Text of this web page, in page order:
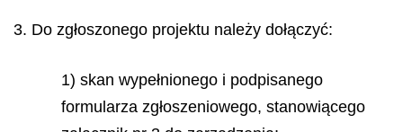
3. Do zgłoszonego projektu należy dołączyć:
1) skan wypełnionego i podpisanego
formularza zgłoszeniowego, stanowiącego